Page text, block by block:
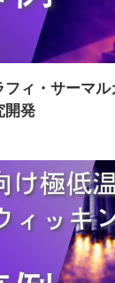
フィ・サーマル
開発